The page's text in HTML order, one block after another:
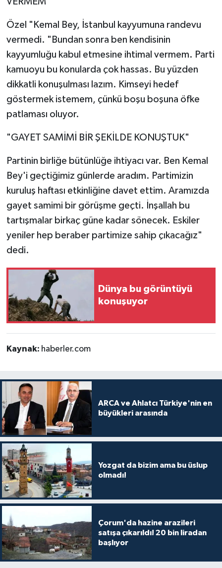
Özel "Kemal Bey, İstanbul kayyumuna randevu
vermedi. "Bundan sonra ben kendisinin
kayyumluğu kabul etmesine ihtimal vermem. Parti
kamuoyu bu konularda çok hassas. Bu yüzden
dikkatli konuşulması lazım. Kimseyi hedef
göstermek istemem, çünkü boşu boşuna öfke
patlaması oluyor.
"GAYET SAMİMİ BİR ŞEKİLDE KONUŞTUK"
Partinin birliğe bütünlüğe ihtiyacı var. Ben Kemal
Bey'i geçtiğimiz günlerde aradım. Partimizin
kuruluş haftası etkinliğine davet ettim. Aramızda
gayet samimi bir görüşme geçti. İnşallah bu
tartışmalar birkaç güne kadar sönecek. Eskiler
yeniler hep beraber partimize sahip çıkacağız"
dedi.
Dünya bu görüntüyü
konuşuyor
Kaynak: haberler.com
ARCA ve Ahlatcı Türkiye'nin en
büyükleri arasında
Yozgat da bizim ama bu üslup
olmadı!
Çorum'da hazine arazileri
satışa çıkarıldı! 20 bin liradan
başlıyor